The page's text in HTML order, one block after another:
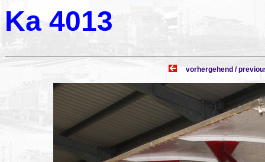
Ka 4013
vorhergehend /